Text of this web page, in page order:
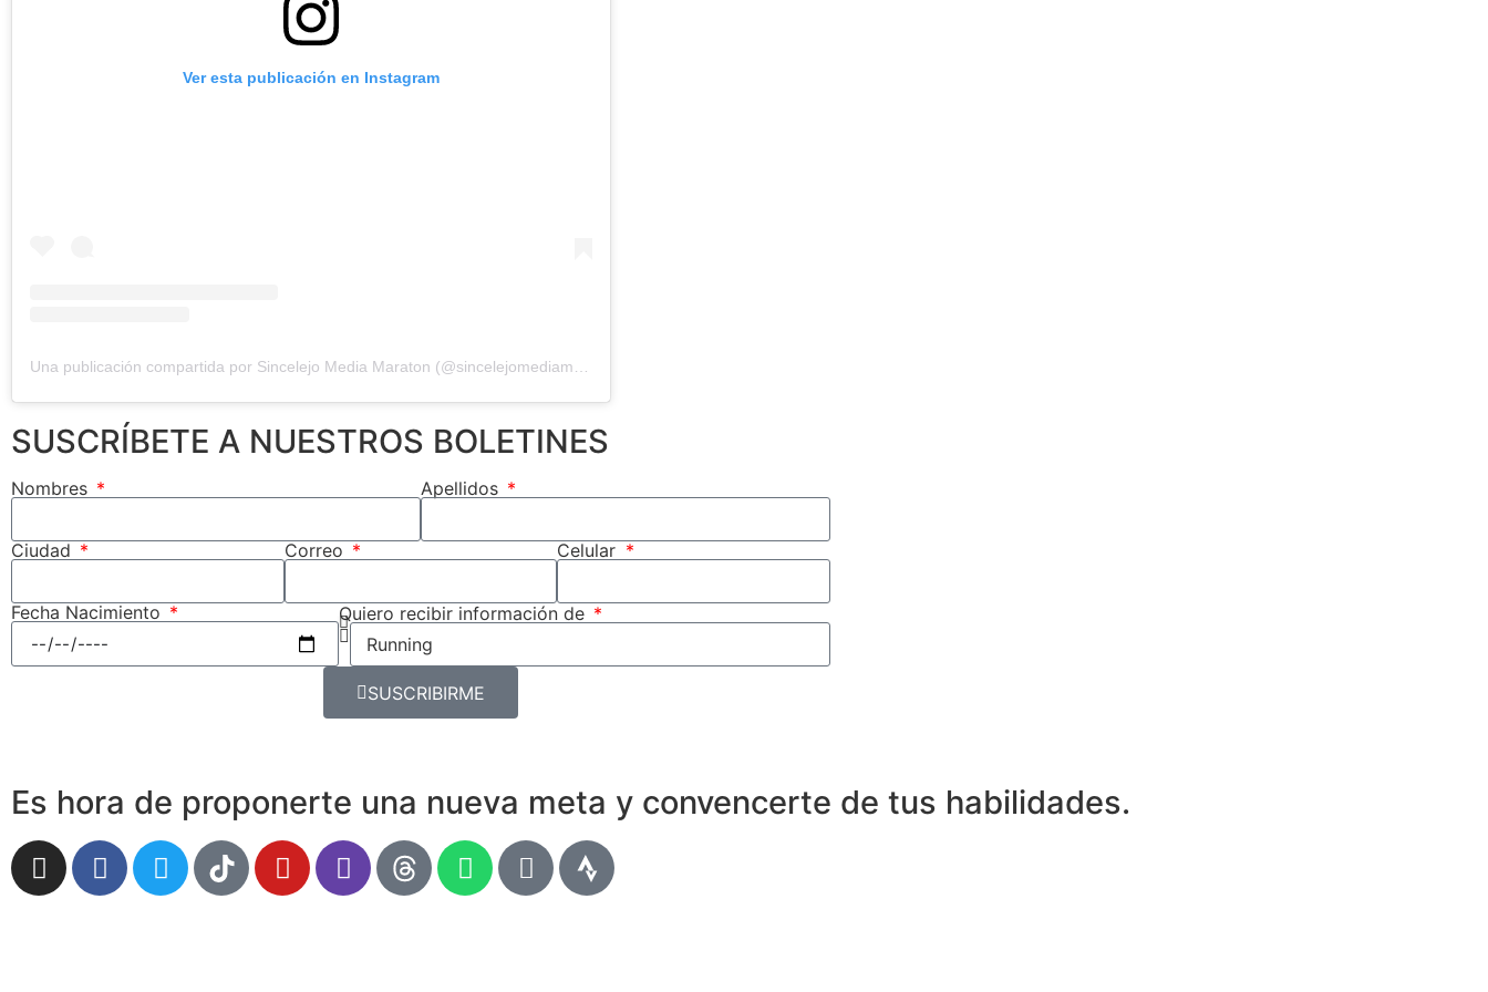
Ver esta publicación en Instagram
Una publicación compartida por Sincelejo Media Maraton (@sincelejomediamaraton)
SUSCRÍBETE A NUESTROS BOLETINES
Nombres Apellidos
Ciudad Correo Celular
Fecha Nacimiento Quiero recibir información de
SUSCRIBIRME
Es hora de proponerte una nueva meta y convencerte de tus habilidades.